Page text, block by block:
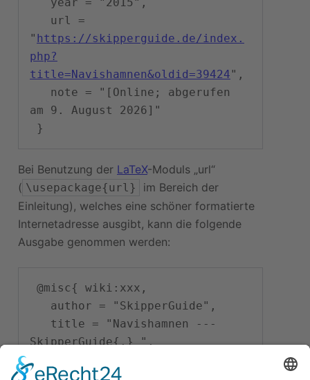
" https://skipperguide.de/index.
php?
title=Navishamnen&oldid=39424",
am 9. August 2026]"
Bei Benutzung der LaTeX-Moduls „url“
( \usepackage{url}
im Bereich der
Einleitung), welches eine schöner formatierte
Internetadresse ausgibt, kann die folgende
Ausgabe genommen werden:
SkipperGuide{,} ",
   year = "2015",